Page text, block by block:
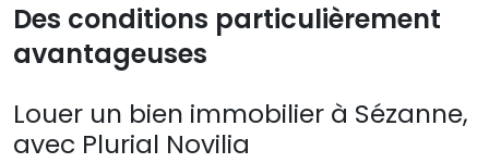
Des conditions particulièrement
avantageuses
Louer un bien immobilier à Sézanne,
avec Plurial Novilia